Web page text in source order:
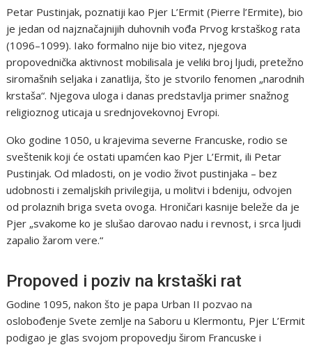
Petar Pustinjak, poznatiji kao Pjer L’Ermit (Pierre l’Ermite), bio
je jedan od najznačajnijih duhovnih vođa Prvog krstaškog rata
(1096–1099). Iako formalno nije bio vitez, njegova
propovednička aktivnost mobilisala je veliki broj ljudi, pretežno
siromašnih seljaka i zanatlija, što je stvorilo fenomen „narodnih
krstaša“. Njegova uloga i danas predstavlja primer snažnog
religioznog uticaja u srednjovekovnoj Evropi.
Oko godine 1050, u krajevima severne Francuske, rodio se
sveštenik koji će ostati upamćen kao Pjer L’Ermit, ili Petar
Pustinjak. Od mladosti, on je vodio život pustinjaka – bez
udobnosti i zemaljskih privilegija, u molitvi i bdeniju, odvojen
od prolaznih briga sveta ovoga. Hroničari kasnije beleže da je
Pjer „svakome ko je slušao darovao nadu i revnost, i srca ljudi
zapalio žarom vere.“
Propoved i poziv na krstaški rat
Godine 1095, nakon što je papa Urban II pozvao na
oslobođenje Svete zemlje na Saboru u Klermontu, Pjer L’Ermit
podigao je glas svojom propovedju širom Francuske i